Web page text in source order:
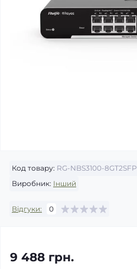
Код товару: RG-NBS3100-8GT2SFP
Виробник: Інший
Відгуки: 0
9 488 грн.